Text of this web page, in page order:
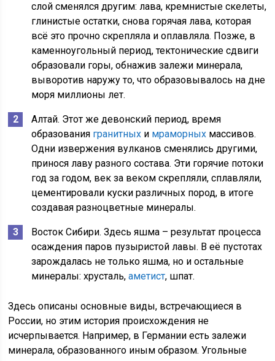
слой сменялся другим: лава, кремнистые скелеты,
глинистые остатки, снова горячая лава, которая
всё это прочно скрепляла и оплавляла. Позже, в
каменноугольный период, тектонические сдвиги
образовали горы, обнажив залежи минерала,
выворотив наружу то, что образовывалось на дне
моря миллионы лет.
Алтай. Этот же девонский период, время
образования гранитных и мраморных массивов.
Одни извержения вулканов сменялись другими,
принося лаву разного состава. Эти горячие потоки
год за годом, век за веком скрепляли, сплавляли,
цементировали куски различных пород, в итоге
создавая разноцветные минералы.
Восток Сибири. Здесь яшма – результат процесса
осаждения паров пузыристой лавы. В её пустотах
зарождалась не только яшма, но и остальные
минералы: хрусталь,аметист, шпат.
Здесь описаны основные виды, встречающиеся в
России, но этим история происхождения не
исчерпывается. Например, в Германии есть залежи
минерала, образованного иным образом. Угольные